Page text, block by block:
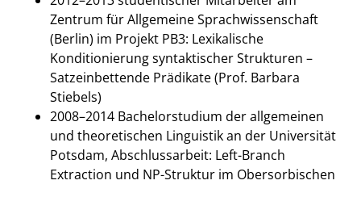
Zentrum für Allgemeine Sprachwissenschaft
(Berlin) im Projekt PB3: Lexikalische
Konditionierung syntaktischer Strukturen –
Satzeinbettende Prädikate (Prof. Barbara
Stiebels)
2008–2014 Bachelorstudium der allgemeinen
und theoretischen Linguistik an der Universität
Potsdam, Abschlussarbeit: Left-Branch
Extraction und NP-Struktur im Obersorbischen